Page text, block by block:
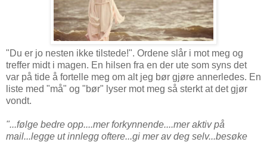
"Du er jo nesten ikke tilstede!". Ordene slår i mot meg og
treffer midt i magen. En hilsen fra en der ute som syns det
var på tide å fortelle meg om alt jeg bør gjøre annerledes. En
liste med "må" og "bør" lyser mot meg så sterkt at det gjør
vondt.
"...følge bedre opp....mer forkynnende....mer aktiv på
mail...legge ut innlegg oftere...gi mer av deg selv...besøke